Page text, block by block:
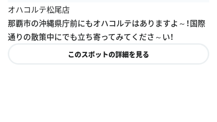
e-a-w.html
オハコルテ松尾店
那覇市の沖縄県庁前にもオハコルテはありますよ～！国際
通りの散策中にでも立ち寄ってみてくださ～い！
このスポットの詳細を見る